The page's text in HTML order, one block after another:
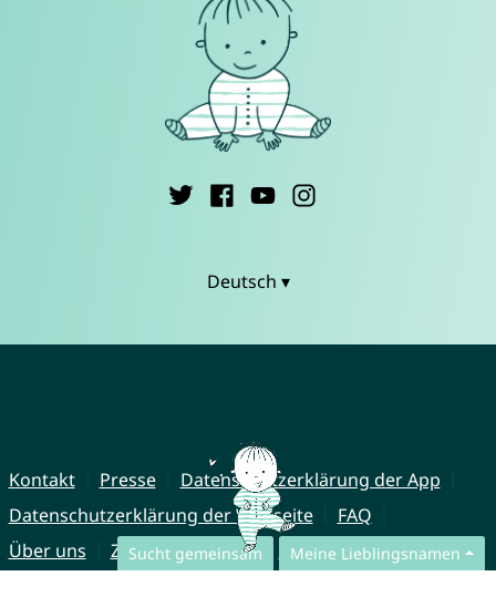
Sucht gemeinsam Meine Lieblingsnamen
Deutsch ▾
Kontakt Presse
Datenschutzerklärung der App
Datenschutzerklärung der Webseite
FAQ
Über uns
Zusammenarbeit Impressum